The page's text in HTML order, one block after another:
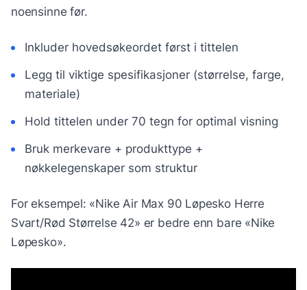
noensinne før.
Inkluder hovedsøkeordet først i tittelen
Legg til viktige spesifikasjoner (størrelse, farge,
materiale)
Hold tittelen under 70 tegn for optimal visning
Bruk merkevare + produkttype +
nøkkelegenskaper som struktur
For eksempel: «Nike Air Max 90 Løpesko Herre
Svart/Rød Størrelse 42» er bedre enn bare «Nike
Løpesko».